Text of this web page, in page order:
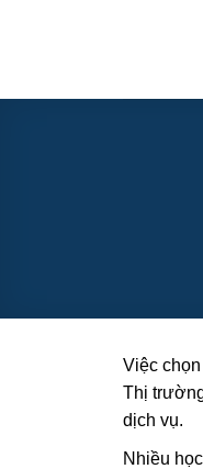
dung
Việc
Thị
dịch vụ.
Nhiều